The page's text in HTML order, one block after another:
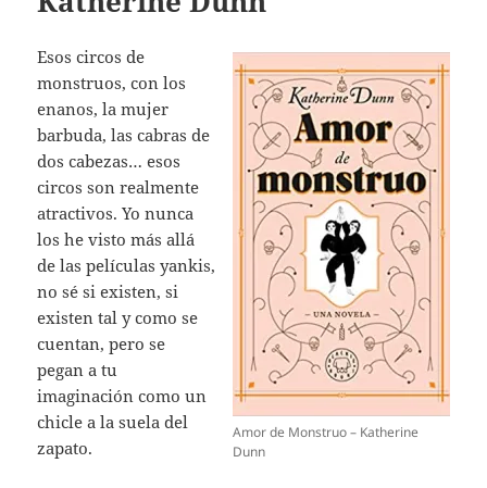
Amor de Monstruo – Katherine
Dunn
Esos circos de
monstruos, con los
enanos, la mujer
barbuda, las cabras de
dos cabezas… esos
circos son realmente
atractivos. Yo nunca
los he visto más allá
de las películas yankis,
no sé si existen, si
existen tal y como se
cuentan, pero se
pegan a tu
imaginación como un
chicle a la suela del
zapato.